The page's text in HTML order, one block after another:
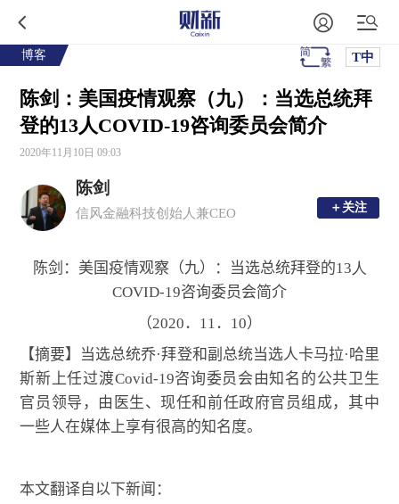
博客 T中
陈剑：美国疫情观察（九）：当选总统拜
登的13人COVID-19咨询委员会简介
2020年11月10日 09:03
陈剑
信风金融科技创始人兼CEO ＋关注
＋关注
陈剑：美国疫情观察（九）：当选总统拜登的13人
COVID-19咨询委员会简介
（2020． 11 ． 10）
【摘要】当选总统乔·拜登和副总统当选人卡马拉·哈里
斯新上任过渡Covid-19咨询委员会 由知名的公共卫生
官员领导，由医生、现任和前任政府官员组成，其中
一些人在媒体上享有很高的知名度。
本文翻译自以下新闻：